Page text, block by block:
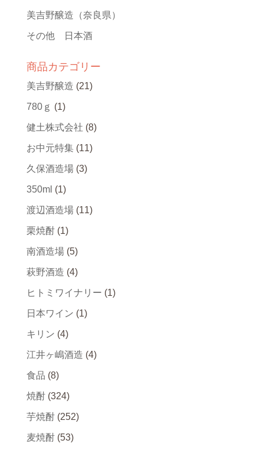
美吉野醸造 （奈良県）
その他 日本酒
商品カテゴリー
美吉野醸造 (21)
780ｇ (1)
健土株式会社 (8)
お中元特集 (11)
久保酒造場 (3)
350ml (1)
渡辺酒造場 (11)
栗焼酎 (1)
南酒造場 (5)
萩野酒造 (4)
ヒトミワイナリー (1)
日本ワイン (1)
キリン (4)
江井ヶ嶋酒造 (4)
食品 (8)
焼酎 (324)
芋焼酎 (252)
麦焼酎 (53)